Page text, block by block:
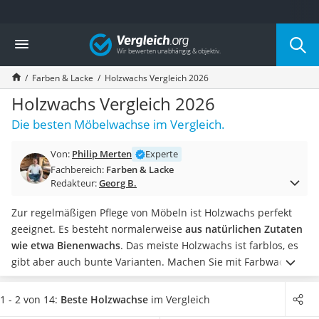
Die beliebtesten Vergleiche nach Kategorie
Baumarkt
Tresor feuerfest
Makita-Akku-Rasenmäher
Kappsäge
Smartes Türschloss
Akku-Rasentrimmer
Split-Klimaanlage 2 Innengeräte
Pelletofen
Tiefbrunnenpumpe
Fliesenschneider
Hochdruckreiniger
Doppelschleifer
Überwachungskamera
Benzinrasenmäher mit Elektrostart
Vergleich
Farben & Lacke Holzwachs Vergleich 2026
Holzwachs Vergleich 2026
Die besten Möbelwachse im Vergleich.
Von: Philip Merten
Experte
Fachbereich: Farben & Lacke
Redakteur:Georg B.
Zur regelmäßigen Pflege von Möbeln ist Holzwachs perfekt
geeignet. Es besteht normalerweise aus natürlichen Zutaten
wie etwa Bienenwachs. Das meiste Holzwachs ist farblos, es
gibt aber auch bunte Varianten. Machen Sie mit Farbwachs
einen Test an einer unauffälligen Stelle, um festzustellen, ob
Ihnen der Ton wirklich gefällt. Wählen Sie jetzt aus unserer
1 - 2 von 14: Beste Holzwachse im Vergleich